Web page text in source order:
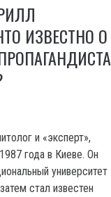
ИЗВЕСТНО О
и «эксперт»,
года в Киеве. Он
университет
стал известен